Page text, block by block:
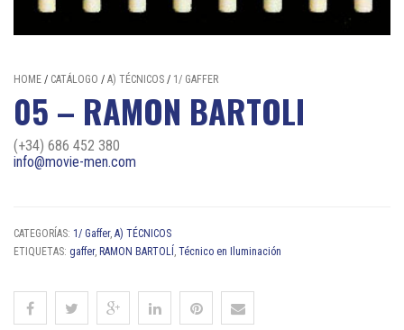
HOME / CATÁLOGO / A) TÉCNICOS / 1/ GAFFER
05 – RAMON BARTOLI
(+34) 686 452 380
info@movie-men.com
CATEGORÍAS: 1/ Gaffer, A) TÉCNICOS
ETIQUETAS: gaffer, RAMON BARTOLÍ , Técnico en Iluminación